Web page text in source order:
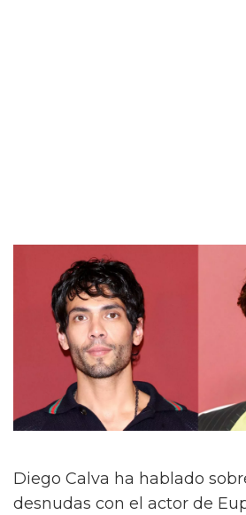
Diego Calva ha hablado
desnudas con el actor de